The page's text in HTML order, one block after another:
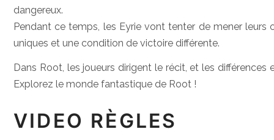
dangereux.
Pendant ce temps, les Eyrie vont tenter de mener
uniques et une condition de victoire différente.
Dans Root, les joueurs dirigent le récit, et les
Explorez le monde fantastique de Root !
VIDEO RÈGLES